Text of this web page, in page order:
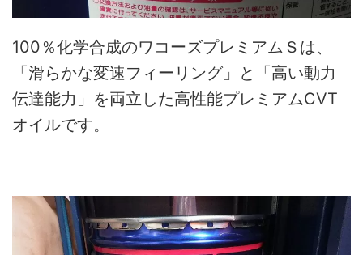
100％化学合成のワコーズプレミアムＳは、
「滑らかな変速フィーリング」と「高い動力
伝達能力」を両立した高性能プレミアムCVT
オイルです。